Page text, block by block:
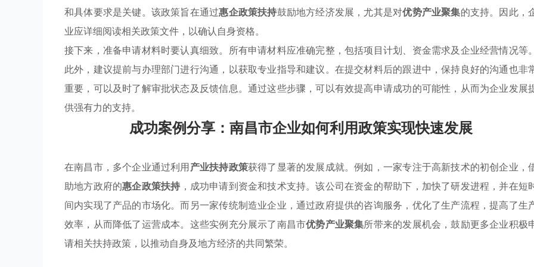
和具体要求是关键。该政策旨在通过惠企政策扶持鼓励地方经济发展，尤其是对优势产业聚集的支持。因此，
业应详细阅读相关政策文件，以确认自身资格。
接下来，准备申请材料时要认真细致。所有申请材料应准确完整，包括项目计划、资金需求及企业经营情况等。
此外，建议提前与办理部门进行沟通，以获取专业指导和建议。在提交材料后的跟进中，保持良好的沟通也非
重要，可以及时了解审批状态及反馈信息。通过这些步骤，可以有效提高申请成功的可能性，从而为企业发展
供强有力的支持。
成功案例分享：南昌市企业如何利用政策实现快速发展
在南昌市，多个企业通过利用产业扶持政策获得了显著的发展成就。例如，一家专注于高新技术的初创企业，
助地方政府的惠企政策扶持 ，成功申请到资金和技术支持。该公司在资金的帮助下，加快了研发进程，并在短
间内实现了产品的市场化。而另一家传统制造业企业，通过政府提供的咨询服务，优化了生产流程，提高了生
效率，从而降低了运营成本。这些实例充分展示了南昌市优势产业聚集所带来的发展机会，鼓励更多企业积极
请相关扶持政策，以推动自身及地方经济的共同繁荣。